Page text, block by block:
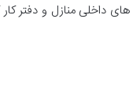
منازل و دفتر کار